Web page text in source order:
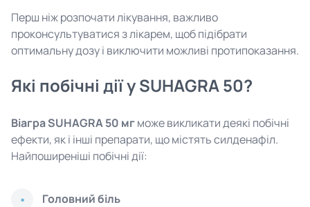
Перш ніж розпочати лікування, важливо
проконсультуватися з лікарем, щоб підібрати
оптимальну дозу і виключити можливі протипоказання.
Які побічні дії у SUHAGRA 50?
Віагра SUHAGRA 50 мгможе викликати деякі побічні
ефекти, як і інші препарати, що містять силденафіл.
Найпоширеніші побічні дії:
Головний біль